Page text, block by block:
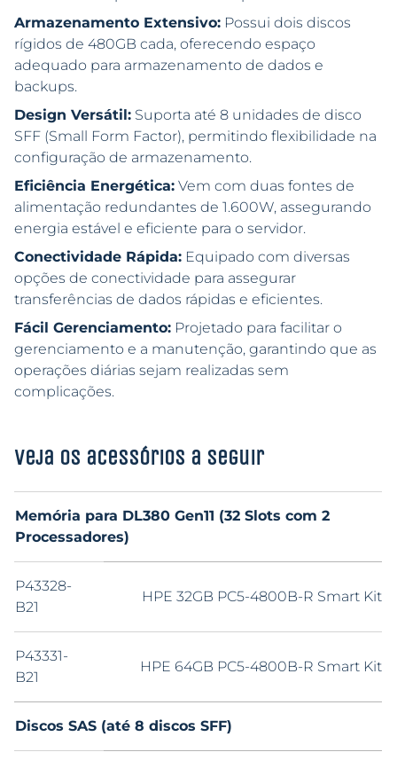
Armazenamento Extensivo: Possui dois discos
rígidos de 480GB cada, oferecendo espaço
adequado para armazenamento de dados e
backups.
Design Versátil: Suporta até 8 unidades de disco
SFF (Small Form Factor), permitindo flexibilidade na
configuração de armazenamento.
Eficiência Energética: Vem com duas fontes de
alimentação redundantes de 1.600W, assegurando
energia estável e eficiente para o servidor.
Conectividade Rápida: Equipado com diversas
opções de conectividade para assegurar
transferências de dados rápidas e eficientes.
Fácil Gerenciamento: Projetado para facilitar o
gerenciamento e a manutenção, garantindo que as
operações diárias sejam realizadas sem
complicações.
Veja os acessórios a seguir
Memória para DL380 Gen11 (32 Slots com 2
Processadores)
P43328-
B21
HPE 32GB PC5-4800B-R Smart Kit
P43331-
B21
HPE 64GB PC5-4800B-R Smart Kit
Discos SAS (até 8 discos SFF)